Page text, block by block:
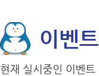
이벤트
현재 실시중인 이벤트